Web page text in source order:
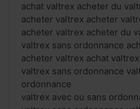
achat valtrex acheter du
acheter valtrex acheter
acheter valtrex acheter du
valtrex sans ordonnance
acheter valtrex achat valtrex
valtrex sans ordonnance
ordonnance
valtrex avec ou sans